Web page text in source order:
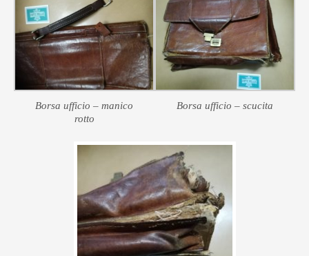
Borsa ufficio – manico
rotto
Borsa ufficio – scucita